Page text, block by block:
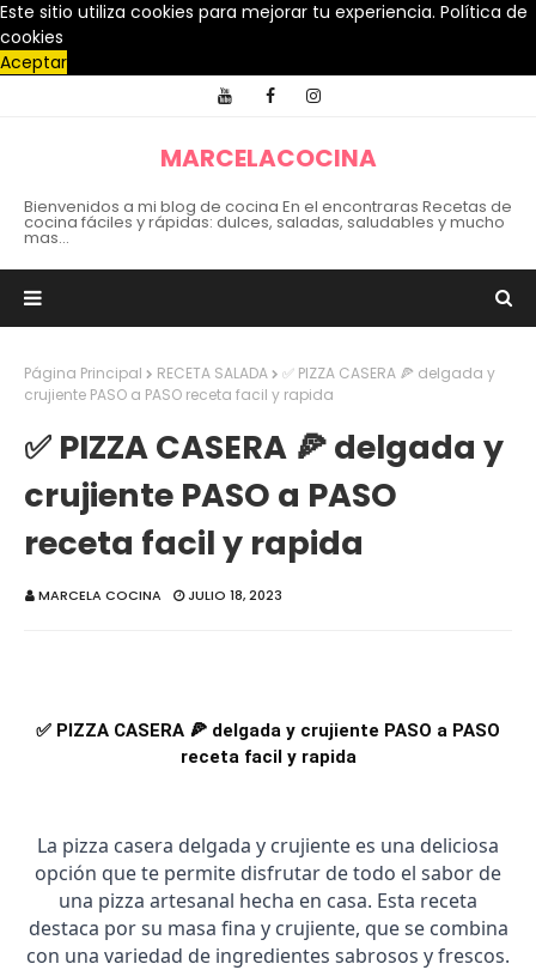
Este sitio utiliza cookies para mejorar tu experiencia. Política de
cookies
Aceptar
MARCELACOCINA
Bienvenidos a mi blog de cocina En el encontraras Recetas de
cocina fáciles y rápidas: dulces, saladas, saludables y mucho
mas...
Página Principal RECETA SALADA
✅ PIZZA CASERA 🍕 delgada y
crujiente PASO a PASO receta facil y rapida
✅ PIZZA CASERA 🍕 delgada y
crujiente PASO a PASO
receta facil y rapida
MARCELA COCINA JULIO 18, 2023
✅ PIZZA CASERA 🍕 delgada y crujiente PASO a PASO
receta facil y rapida
La pizza casera delgada y crujiente es una deliciosa
opción que te permite disfrutar de todo el sabor de
una pizza artesanal hecha en casa. Esta receta
destaca por su masa fina y crujiente, que se combina
con una variedad de ingredientes sabrosos y frescos.